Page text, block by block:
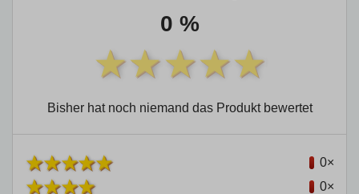
0 %
Bisher hat noch niemand das Produkt bewertet
0×
0×